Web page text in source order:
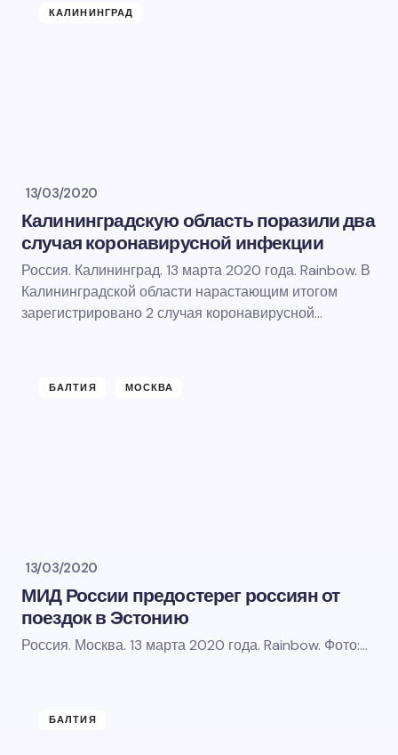
КАЛИНИНГРАД
13/03/2020
Калининградскую область поразили два
случая коронавирусной инфекции
Россия. Калининград. 13 марта 2020 года. Rainbow. В
Калининградской области нарастающим итогом
зарегистрировано 2 случая коронавирусной…
БАЛТИЯ МОСКВА
13/03/2020
МИД России предостерег россиян от
поездок в Эстонию
Россия. Москва. 13 марта 2020 года. Rainbow. Фото:…
БАЛТИЯ